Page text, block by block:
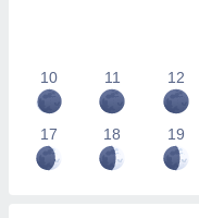
10 11 12
17 18 19